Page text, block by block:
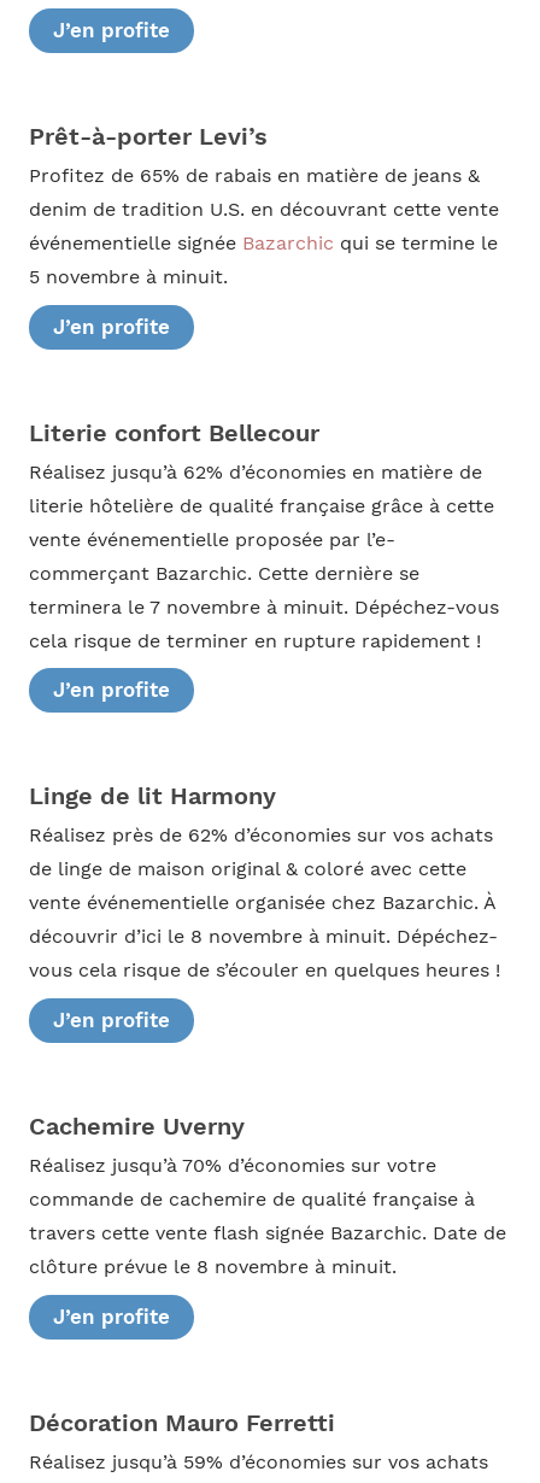
J’en profite
Prêt-à-porter Levi’s
Profitez de 65% de rabais en matière de jeans &
denim de tradition U.S. en découvrant cette vente
événementielle signée Bazarchic qui se termine le
5 novembre à minuit.
J’en profite
Literie confort Bellecour
Réalisez jusqu’à 62% d’économies en matière de
literie hôtelière de qualité française grâce à cette
vente événementielle proposée par l’e-
commerçant Bazarchic. Cette dernière se
terminera le 7 novembre à minuit. Dépéchez-vous
cela risque de terminer en rupture rapidement !
J’en profite
Linge de lit Harmony
Réalisez près de 62% d’économies sur vos achats
de linge de maison original & coloré avec cette
vente événementielle organisée chez Bazarchic. À
découvrir d’ici le 8 novembre à minuit. Dépéchez-
vous cela risque de s’écouler en quelques heures !
J’en profite
Cachemire Uverny
Réalisez jusqu’à 70% d’économies sur votre
commande de cachemire de qualité française à
travers cette vente flash signée Bazarchic. Date de
clôture prévue le 8 novembre à minuit.
J’en profite
Décoration Mauro Ferretti
Réalisez jusqu’à 59% d’économies sur vos achats